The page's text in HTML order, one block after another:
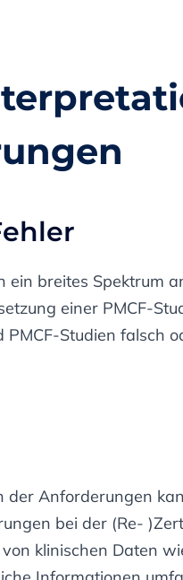
ein breites Spektrum
einer PMCF-
PMCF-Studien falsch
der Anforderungen
bei der (Re-
klinischen Daten